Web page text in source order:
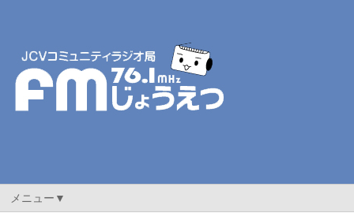
メニュー▼